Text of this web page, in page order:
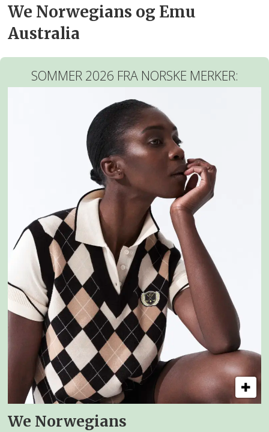
We Norwegians og Emu
Australia
SOMMER 2026 FRA NORSKE MERKER:
We Norwegians